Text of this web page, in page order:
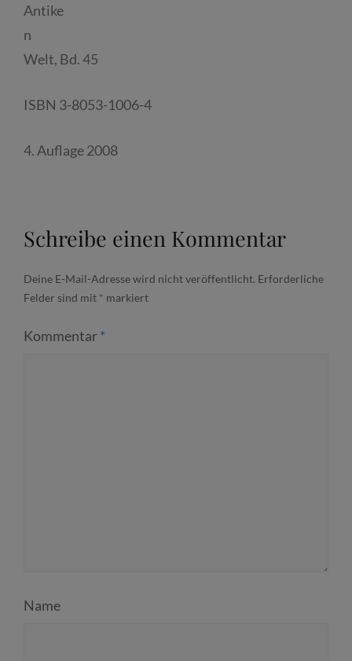
Antike
n
Welt, Bd. 45
ISBN 3-8053-1006-4
4. Auflage 2008
Schreibe einen Kommentar
Deine E-Mail-Adresse wird nicht veröffentlicht. Erforderliche
Felder sind mit * markiert
Kommentar*
Name